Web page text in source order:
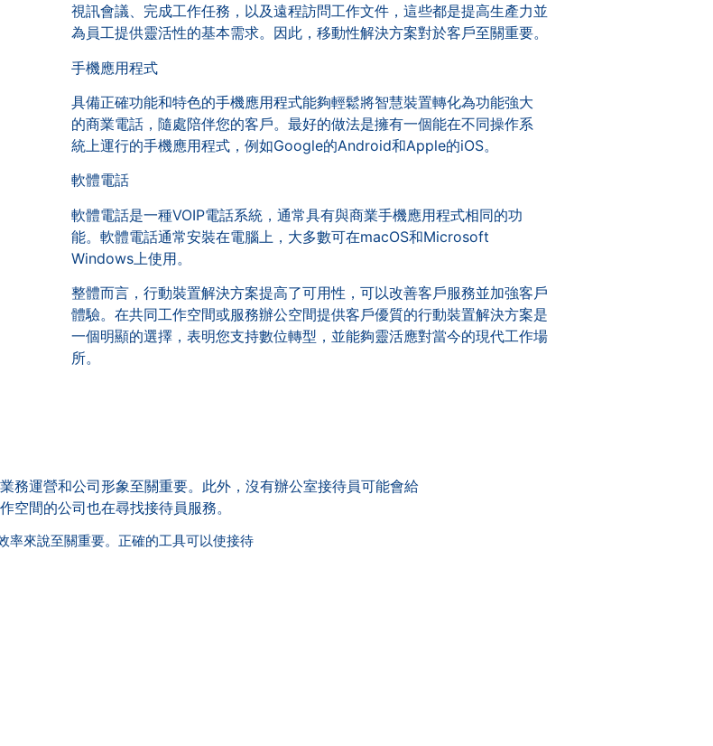
視訊會議、完成工作任務，以及遠程訪問工作文件，這些都是提高生產力並
為員工提供靈活性的基本需求。因此，移動性解決方案對於客戶至關重要。
手機應用程式
具備正確功能和特色的手機應用程式能夠輕鬆將智慧裝置轉化為功能強大
的商業電話，隨處陪伴您的客戶。最好的做法是擁有一個能在不同操作系
統上運行的手機應用程式，例如Google的Android和Apple的iOS。
軟體電話
軟體電話是一種VOIP電話系統，通常具有與商業手機應用程式相同的功
能。軟體電話通常安裝在電腦上，大多數可在macOS和Microsoft
Windows上使用。
整體而言，行動裝置解決方案提高了可用性，可以改善客戶服務並加強客戶
體驗。在共同工作空間或服務辦公空間提供客戶優質的行動裝置解決方案是
一個明顯的選擇，表明您支持數位轉型，並能夠靈活應對當今的現代工作場
所。
務運營和公司形象至關重要。此外，沒有辦公室接待員可能會給
空間的公司也在尋找接待員服務。
率來說至關重要。正確的工具可以使接待